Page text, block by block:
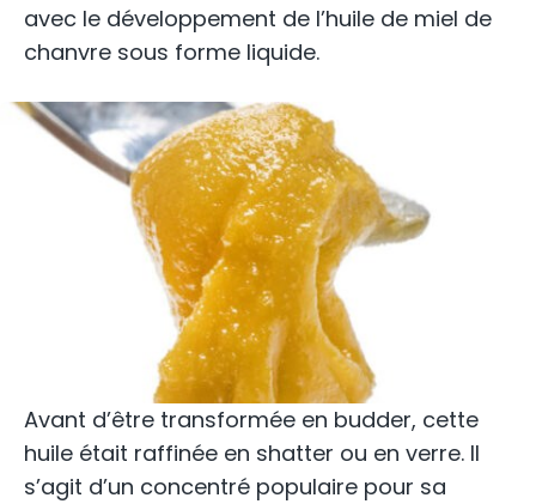
avec le développement de l’huile de miel de
chanvre sous forme liquide.
Avant d’être transformée en budder, cette
huile était raffinée en shatter ou en verre. Il
s’agit d’un concentré populaire pour sa